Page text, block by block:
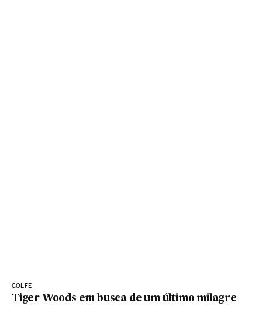
GOLFE
Tiger Woods em busca de um último milagre